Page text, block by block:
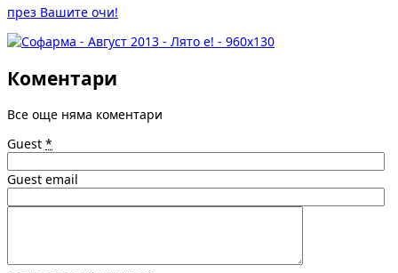
през Вашите очи!
Коментари
Все още няма коментари
Guest *
Guest email